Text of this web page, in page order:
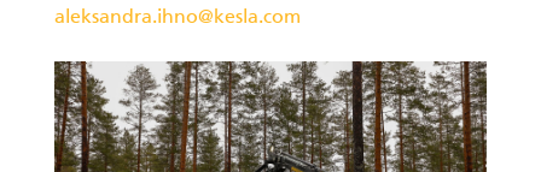
aleksandra.ihno@kesla.com